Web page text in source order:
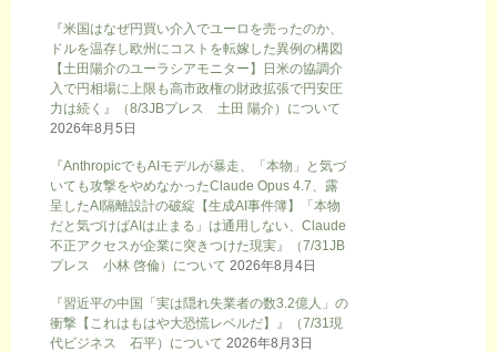
『米国はなぜ円買い介入でユーロを売ったのか、
ドルを温存し欧州にコストを転嫁した異例の構図
【土田陽介のユーラシアモニター】日米の協調介
入で円相場に上限も高市政権の財政拡張で円安圧
力は続く』（8/3JBプレス 土田 陽介）について
2026年8月5日
『AnthropicでもAIモデルが暴走、「本物」と気づ
いても攻撃をやめなかったClaude Opus 4.7、露
呈したAI隔離設計の破綻【生成AI事件簿】「本物
だと気づけばAIは止まる」は通用しない、Claude
不正アクセスが企業に突きつけた現実』（7/31JB
プレス 小林 啓倫）について 2026年8月4日
『習近平の中国「実は隠れ失業者の数3.2億人」の
衝撃【これはもはや大恐慌レベルだ】』（7/31現
代ビジネス 石平）について 2026年8月3日